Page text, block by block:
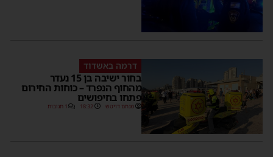
דרמה באשדוד
בחור ישיבה בן 15 נעדר
מהחוף הנפרד – כוחות החירום
פתחו בחיפושים
מנחם דויטש 18:32 1 תגובות